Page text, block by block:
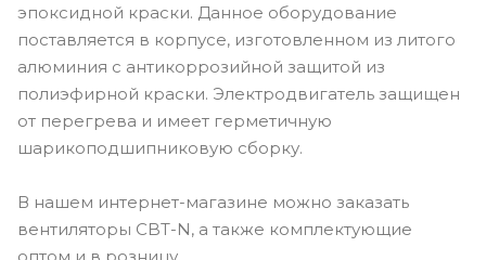
эпоксидной краски. Данное оборудование
поставляется в корпусе, изготовленном из литого
алюминия с антикоррозийной защитой из
полиэфирной краски. Электродвигатель защищен
от перегрева и имеет герметичную
шарикоподшипниковую сборку.
В нашем интернет-магазине можно заказать
вентиляторы CBT-N, а также комплектующие